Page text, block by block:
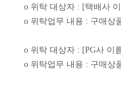
o 위탁 대상자 : [택배사
o 위탁업무 내용 : 구매상
o 위탁 대상자 : [PG사 이
o 위탁업무 내용 : 구매상